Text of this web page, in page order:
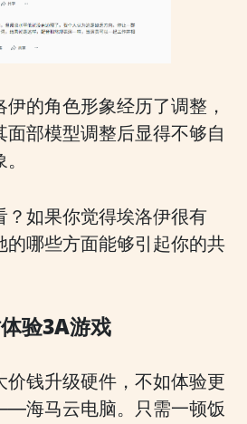
的角色形象经历了调整，
面部模型调整后显得不够自
？如果你觉得埃洛伊很有
的哪些方面能够引起你的共
验3A游戏
价钱升级硬件，不如体验更
海马云电脑。只需一顿饭